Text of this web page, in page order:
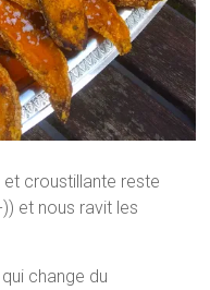
croustillante reste
et nous ravit les
change du